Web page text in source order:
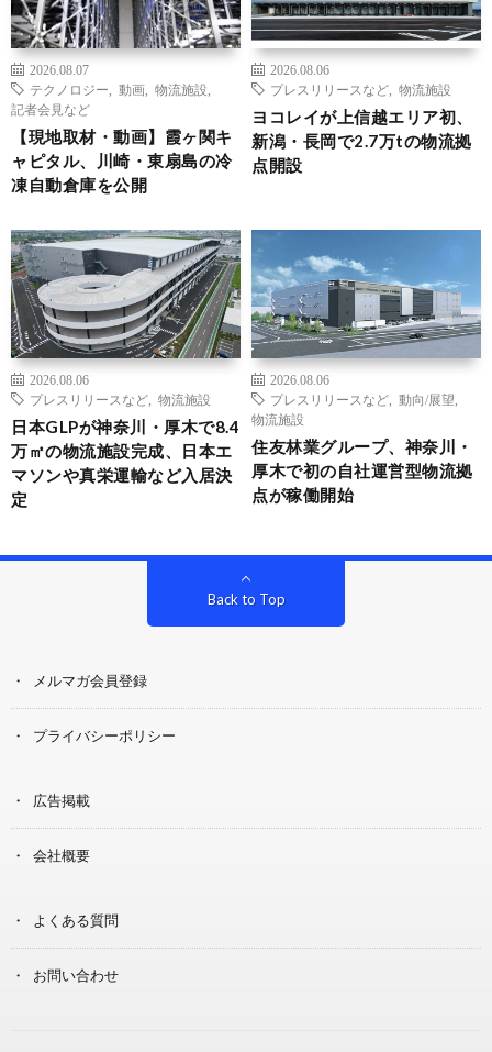
2026.08.07
テクノロジー
動画 物流施設
記者会見など
【現地取材・動画】霞ヶ関キ
ャピタル、川崎・東扇島の冷
凍自動倉庫を公開
2026.08.06
プレスリリースなど
物流施設
ヨコレイが上信越エリア初、
新潟・長岡で2.7万tの物流拠
点開設
2026.08.06
プレスリリースなど
物流施設
日本GLPが神奈川・厚木で8.4
万㎡の物流施設完成、日本エ
マソンや真栄運輸など入居決
定
2026.08.06
プレスリリースなど
動向/展望
物流施設
住友林業グループ、神奈川・
厚木で初の自社運営型物流拠
点が稼働開始
Back to Top
メルマガ会員登録
プライバシーポリシー
広告掲載
会社概要
よくある質問
お問い合わせ